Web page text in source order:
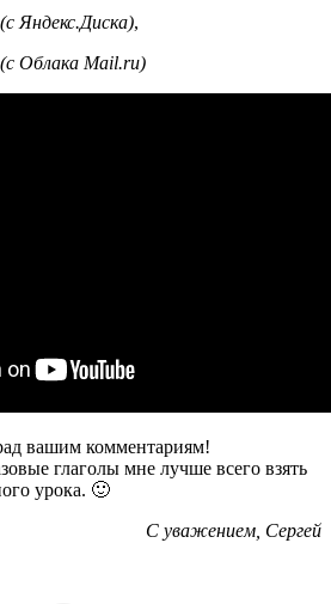
(с Яндекс.Диска),
(с Облака Mail.ru)
вашим комментариям!
глаголы мне лучше всего взять
урока. 🙂
С уважением, Сергей